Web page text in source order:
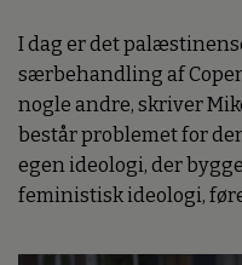
I dag er det
særbehandling af
nogle andre, skriver
består problemet for
egen ideologi, der
feministisk ideologi,